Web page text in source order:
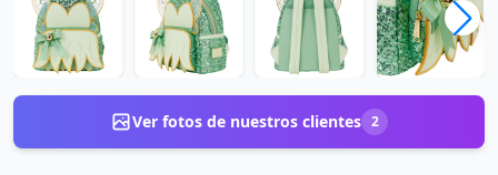
Ver fotos de nuestros clientes 2